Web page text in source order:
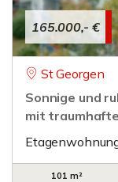
165.000,- €
St Georgen
Sonnige und
mit
101 m²